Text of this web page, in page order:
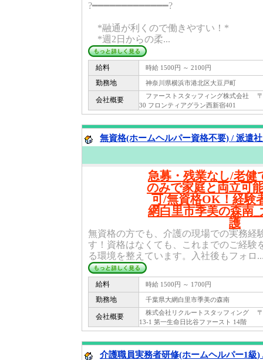
?━━━━━━━━━━━━━?
*融通が利くので働きやすい！*
*週2日からの柔...
給料 時給 1500円 ～ 2100円
勤務地 神奈川県横浜市港北区大豆戸町
会社概要
ファーストスタッフィング株式会社
30 フロンティアグラン西新宿401
無資格(ホームヘルパー資格不要) / 派遣
急募・残業なし/老健
のみで家庭と両立可
可/無資格OK！経験
網白里市季美の森南
護
無資格の方でも、介護の現場での実務経
す！資格はなくても、これまでのご経験
る環境を整えています。入社後もフォロ
給料 時給 1500円 ～ 1700円
勤務地 千葉県大網白里市季美の森南
会社概要
株式会社リクルートスタッフィング
13-1 第一生命日比谷ファースト 14階
介護職員実務者研修(ホームヘルパー1級)